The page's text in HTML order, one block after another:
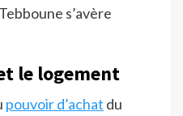
s’avère
le logement
pouvoir d’achat du